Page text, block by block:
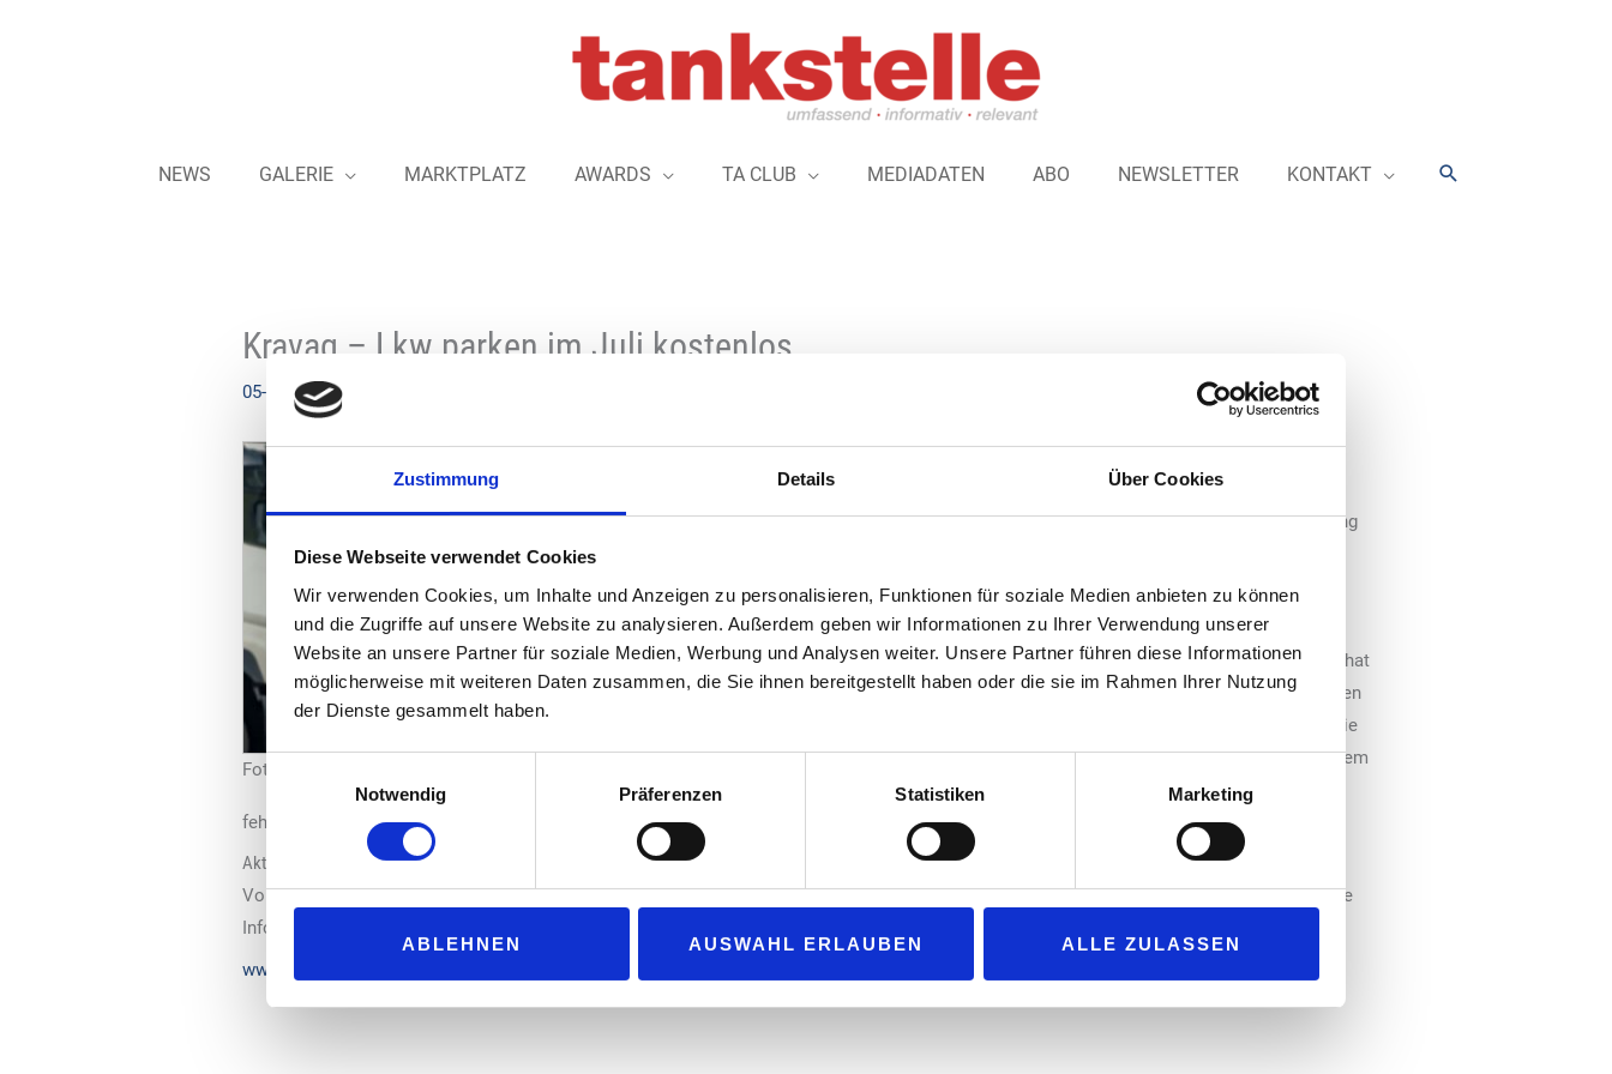
Zustimmung Details Über Cookies
Diese Webseite verwendet Cookies
Wir verwenden Cookies, um Inhalte und Anzeigen zu personalisieren, Funktionen für soziale Medien anbieten zu können
und die Zugriffe auf unsere Website zu analysieren. Außerdem geben wir Informationen zu Ihrer Verwendung unserer
Website an unsere Partner für soziale Medien, Werbung und Analysen weiter. Unsere Partner führen diese Informationen
möglicherweise mit weiteren Daten zusammen, die Sie ihnen bereitgestellt haben oder die sie im Rahmen Ihrer Nutzung
der Dienste gesammelt haben.
Einwilligungsauswahl
Notwendig
Präferenzen Statistiken Marketing
ABLEHNEN AUSWAHL ERLAUBEN ALLE ZULASSEN
NEWS GALERIE MARKTPLATZ AWARDS TA CLUB MEDIADATEN ABO NEWSLETTER KONTAKT Suchen
Kravag – Lkw parken im Juli kostenlos
05-07-2024
Foto: R+V/iStock
Service bietet der Versicherer KRAVAG an. Lkw-Fahrerinnen und -Fahrer
können das deutschlandweite Parkplatznetzwerk von KRAVAG Truck Parking
Lkw-Parkplätze sind an deutschen Autobahnen Mangelware. Fernfahrer
konkurrieren um die wenigen Stellplätze für ihre Ruhepause oder den
Feierabend. Der zum R+V Konzern gehörende Logistikversicherer KRAVAG hat
deshalb eine Art Parkplatz-Sharing für Lkw etabliert. Das Prinzip: Speditionen
und Unternehmen bieten freie Parkflächen auf ihren Betriebsgeländen an, die
per App gebucht werden können. Damit soll die schwierige Suche nach einem
Stellplatz erleichtert werden: Denn entlang der Autobahnen in Deutschland
fehlen schätzungsweise 20.000 bis 40.000 Lkw-Parkplätze.
Aktion: „Frei Parken im Juli“
Vom 1. bis zum 31. Juli 2024 übernimmt KRAVAG die Parkgebühren für alle, die über KRAVAG Truck Parking ihren Parkplatz buchen. Weitere
Informationen zu Truck Parking und zur Aktion „Frei Parken im Juli“ unter:
www.kravag-truck-parking.de